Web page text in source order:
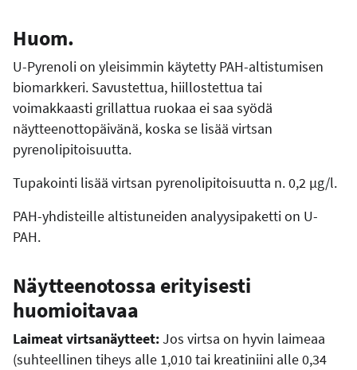
Huom.
U-Pyrenoli on yleisimmin käytetty PAH-altistumisen
biomarkkeri. Savustettua, hiillostettua tai
voimakkaasti grillattua ruokaa ei saa syödä
näytteenottopäivänä, koska se lisää virtsan
pyrenolipitoisuutta.
Tupakointi lisää virtsan pyrenolipitoisuutta n. 0,2 µg/l.
PAH-yhdisteille altistuneiden analyysipaketti on U-
PAH.
Näytteenotossa erityisesti
huomioitavaa
Laimeat virtsanäytteet:Jos virtsa on hyvin laimeaa
(suhteellinen tiheys alle 1,010 tai kreatiniini alle 0,34